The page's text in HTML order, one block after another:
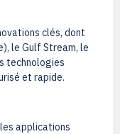
clés, dont
le Gulf Stream, le
technologies
et rapide.
applications